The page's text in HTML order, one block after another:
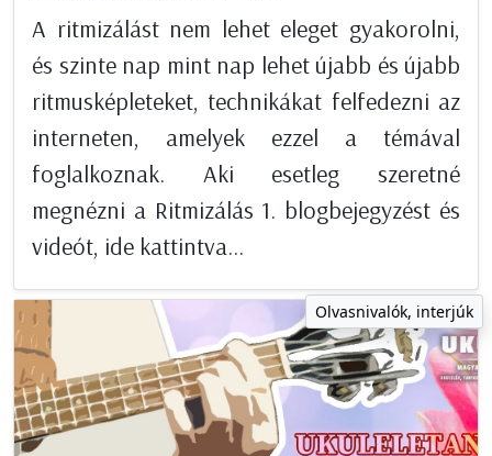
A ritmizálást nem lehet eleget gyakorolni,
és szinte nap mint nap lehet újabb és újabb
ritmusképleteket, technikákat felfedezni az
interneten, amelyek ezzel a témával
foglalkoznak. Aki esetleg szeretné
megnézni a Ritmizálás 1. blogbejegyzést és
videót, ide kattintva...
Olvasnivalók, interjúk